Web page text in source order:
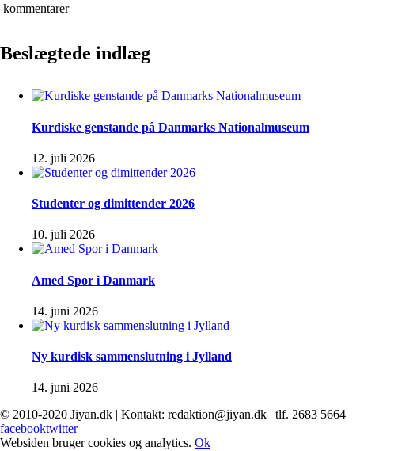
kommentarer
Beslægtede indlæg
Kurdiske genstande på Danmarks Nationalmuseum
12. juli 2026
Studenter og dimittender 2026
10. juli 2026
Amed Spor i Danmark
14. juni 2026
Ny kurdisk sammenslutning i Jylland
14. juni 2026
© 2010-2020 Jiyan.dk | Kontakt: redaktion@jiyan.dk | tlf. 2683 5664
facebooktwitter
Websiden bruger cookies og analytics. Ok